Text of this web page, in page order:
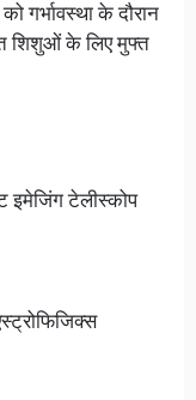
गर्भावस्था के दौरान
शिशुओं के लिए मुफ्त
इमेजिंग टेलीस्कोप